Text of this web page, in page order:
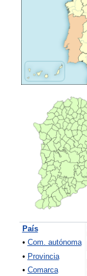
País
• Com. autónoma
• Provincia
• Comarca